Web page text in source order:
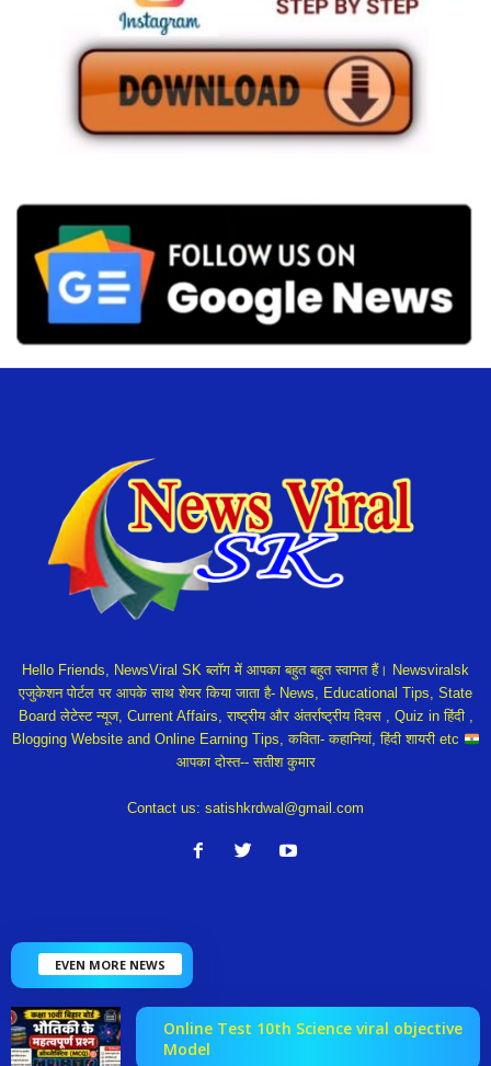
Hello Friends, NewsViral SK ब्लॉग में आपका बहुत बहुत स्वागत हैं। Newsviralsk
एजुकेशन पोर्टल पर आपके साथ शेयर किया जाता है- News, Educational Tips, State
Board लेटेस्ट न्यूज, Current Affairs, राष्ट्रीय और अंतर्राष्ट्रीय दिवस , Quiz in हिंदी ,
Blogging Website and Online Earning Tips, कविता- कहानियां, हिंदी शायरी etc
आपका दोस्त-- सतीश कुमार
Contact us: satishkrdwal@gmail.com
EVEN MORE NEWS
Online Test 10th Science viral objective
Model